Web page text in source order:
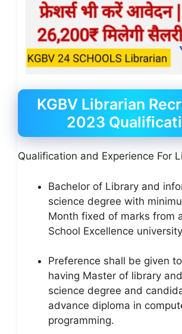
KGBV Librarian
2023
Qualification and Experience For
Bachelor of Library and
science degree with
Month fixed of marks from
School Excellence
Preference shall be given
having Master of library
science degree and
advance diploma in
programming.